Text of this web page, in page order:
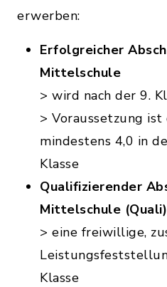
erwerben:
Erfolgreicher
Mittelschule
> wird nach der 9.
> Voraussetzung
mindestens 4,0 in
Klasse
Qualifizierender
Mittelschule (Quali)
> eine freiwillige,
Klasse